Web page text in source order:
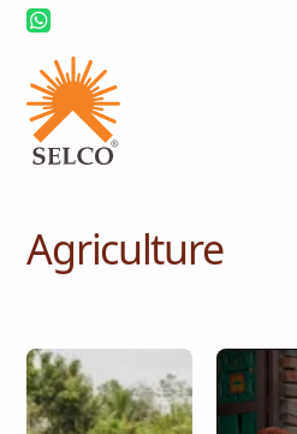
Agriculture